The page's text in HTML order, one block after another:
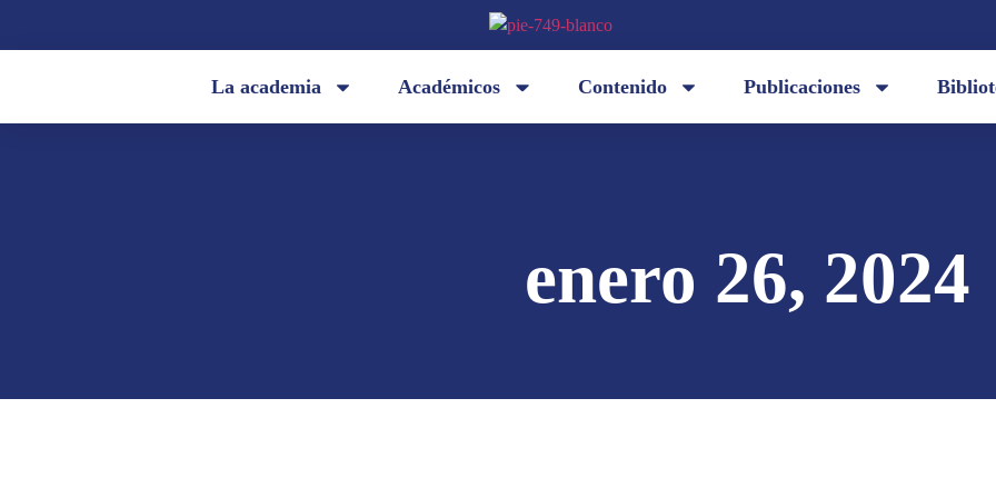
La academia Académicos Contenido Publicaciones
enero 26, 2024